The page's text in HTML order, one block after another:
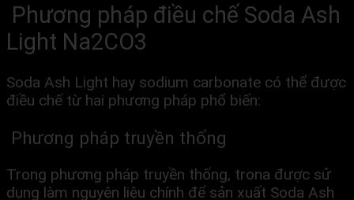
Phương pháp điều chế Soda Ash
Light Na2CO3
Soda Ash Light hay sodium carbonate có thể được
điều chế từ hai phương pháp phổ biến:
Phương pháp truyền thống
Trong phương pháp truyền thống, trona được sử
dụng làm nguyên liệu chính để sản xuất Soda Ash